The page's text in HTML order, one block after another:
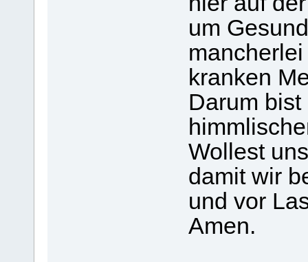
um
kranken
Darum
Wollest
damit wir
und vor
Amen.